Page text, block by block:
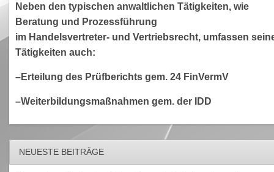
Neben den typischen anwaltlichen Tätigkeiten, wie
Beratung und Prozessführung
im Handelsvertreter- und Vertriebsrecht, umfassen
Tätigkeiten auch:
–Erteilung des Prüfberichts gem. 24 FinVermV
–Weiterbildungsmaßnahmen gem. der IDD
NEUESTE BEITRÄGE